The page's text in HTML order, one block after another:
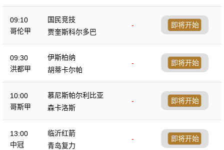
09:10
哥伦甲
国民竞技
-
贾奎斯科尔多巴
即将开始
09:30
洪都甲
伊斯柏纳
-
胡蒂卡尔帕
即将开始
10:00
哥斯甲
慕尼斯帕尔利比亚
-
森卡洛斯
即将开始
13:00
中冠
临沂红箭
-
青岛复力
即将开始